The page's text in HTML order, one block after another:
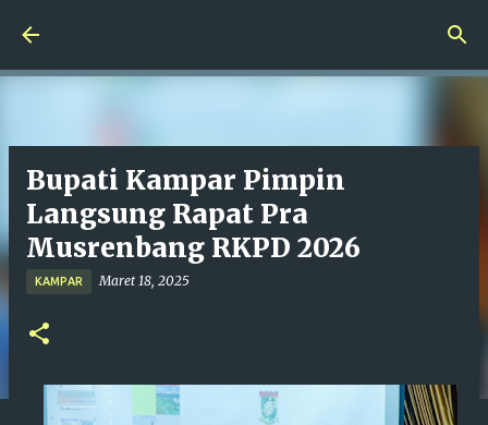
Bupati Kampar Pimpin
Langsung Rapat Pra
Musrenbang RKPD 2026
KAMPAR Maret 18, 2025